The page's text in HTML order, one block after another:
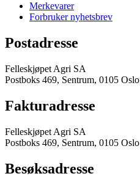
Merkevarer
Forbruker nyhetsbrev
Postadresse
Felleskjøpet Agri SA
Postboks 469, Sentrum, 0105 Oslo
Fakturadresse
Felleskjøpet Agri SA
Postboks 469, Sentrum, 0105 Oslo
Besøksadresse